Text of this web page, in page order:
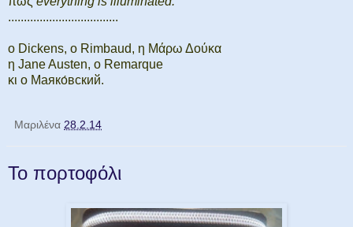
...................................
ο Dickens, ο Rimbaud, η Μάρω Δούκα
η Jane Austen, o Remarque
κι ο Маяко́вский.
Μαριλένα 28.2.14
Το πορτοφόλι